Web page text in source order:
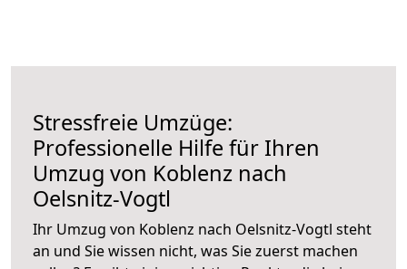
Stressfreie Umzüge:
Professionelle Hilfe für Ihren
Umzug von Koblenz nach
Oelsnitz-Vogtl
Ihr Umzug von Koblenz nach Oelsnitz-Vogtl steht
an und Sie wissen nicht, was Sie zuerst machen